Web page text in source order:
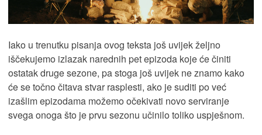
Iako u trenutku pisanja ovog teksta još uvijek željno
iščekujemo izlazak narednih pet epizoda koje će činiti
ostatak druge sezone, pa stoga još uvijek ne znamo kako
će se točno čitava stvar rasplesti, ako je suditi po već
izašlim epizodama možemo očekivati novo serviranje
svega onoga što je prvu sezonu učinilo toliko uspješnom.